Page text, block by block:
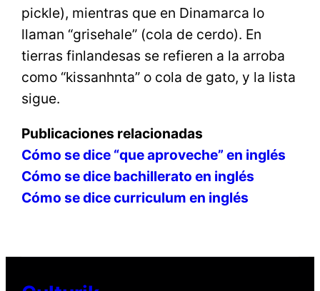
pickle), mientras que en Dinamarca lo
llaman “grisehale” (cola de cerdo). En
tierras finlandesas se refieren a la arroba
como “kissanhnta” o cola de gato, y la lista
sigue.
Publicaciones relacionadas
Cómo se dice “que aproveche” en inglés
Cómo se dice bachillerato en inglés
Cómo se dice curriculum en inglés